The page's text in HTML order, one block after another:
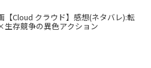
【Cloud クラウド】感想(ネタバレ):転
生存競争の異色アクション